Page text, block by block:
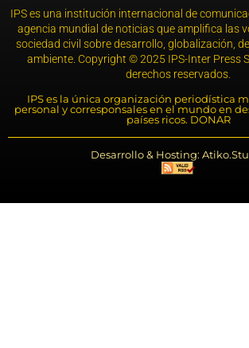
IPS es una institución internacional de
agencia mundial de noticias que amplifica las
sociedad civil sobre desarrollo, globalización,
ambiente. Copyright © 2025 IPS-Inter Press
derechos reservados.
IPS es la única organización periodística
personal y corresponsales en el mundo en
países ricos. DONAR
Desarrollo & Hosting: